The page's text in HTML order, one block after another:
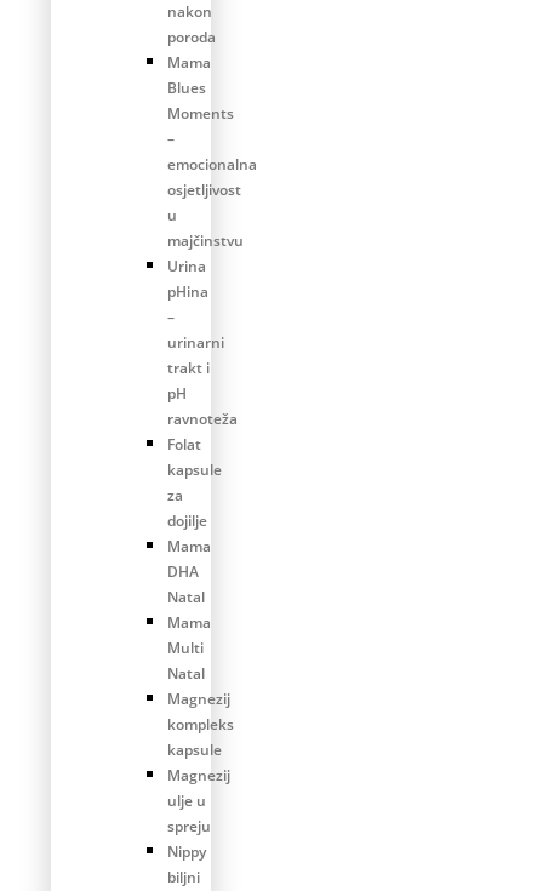
nakon
poroda
Mama
Blues
Moments
–
emocionalna
osjetljivost
u
majčinstvu
Urina
pHina
–
urinarni
trakt i
pH
ravnoteža
Folat
kapsule
za
dojilje
Mama
DHA
Natal
Mama
Multi
Natal
Magnezij
kompleks
kapsule
Magnezij
ulje u
spreju
Nippy
biljni